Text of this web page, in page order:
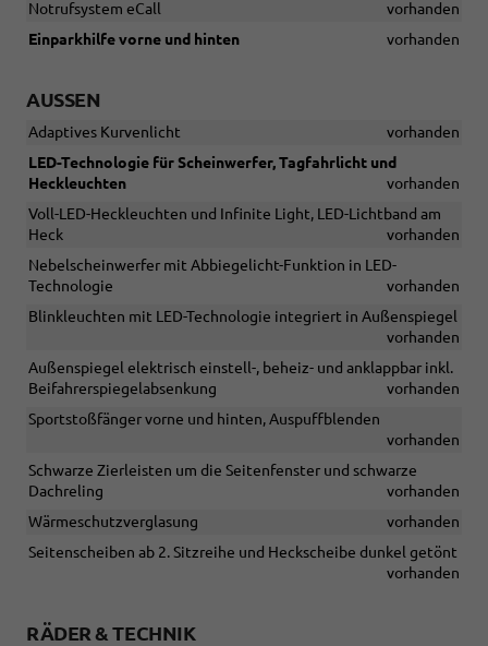
Notrufsystem eCall
vorhanden
Einparkhilfe vorne und hinten
vorhanden
AUSSEN
Adaptives Kurvenlicht
vorhanden
LED-Technologie für Scheinwerfer, Tagfahrlicht und
Heckleuchten
vorhanden
Voll-LED-Heckleuchten und Infinite Light, LED-Lichtband am
Heck
vorhanden
Nebelscheinwerfer mit Abbiegelicht-Funktion in LED-
Technologie
vorhanden
Blinkleuchten mit LED-Technologie integriert in Außenspiegel
vorhanden
Außenspiegel elektrisch einstell-, beheiz- und anklappbar inkl.
Beifahrerspiegelabsenkung
vorhanden
Sportstoßfänger vorne und hinten, Auspuffblenden
vorhanden
Schwarze Zierleisten um die Seitenfenster und schwarze
Dachreling
vorhanden
Wärmeschutzverglasung
vorhanden
Seitenscheiben ab 2. Sitzreihe und Heckscheibe dunkel getönt
vorhanden
RÄDER & TECHNIK